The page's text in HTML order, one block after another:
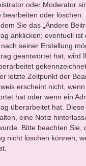
oder Moderator
bearbeiten oder löschen.
Sie das „Ändere
anklicken; eventuell ist
seiner Erstellung
geantwortet hat, wird
letzte Zeitpunkt der
erscheint nicht,
hat oder wenn ein
überarbeitet hat. Diese
eine Notiz
Bitte beachten Sie,
nicht löschen können,